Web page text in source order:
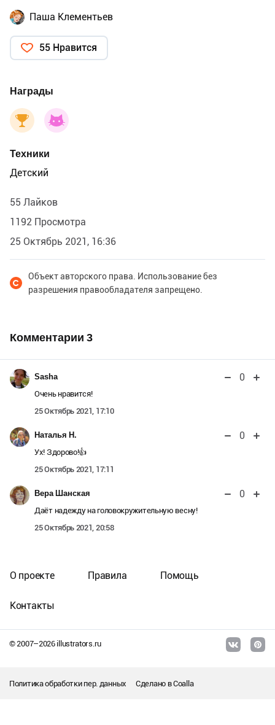
Паша Клементьев
55 Нравится
Награды
Техники
Детский
55 Лайков
1192 Просмотра
25 Октябрь 2021, 16:36
Объект авторского права. Использование без
разрешения правообладателя запрещено.
Комментарии 3
Sasha 0
Очень нравится!
25 Октябрь 2021, 17:10
Наталья Н. 0
Ух! Здорово!👍
25 Октябрь 2021, 17:11
Вера Шанская 0
Даёт надежду на головокружительную весну!
25 Октябрь 2021, 20:58
© 2007–2026illustrators.ru
О проекте Правила Помощь
Контакты
Политика обработки пер. данных Сделано вCoalla